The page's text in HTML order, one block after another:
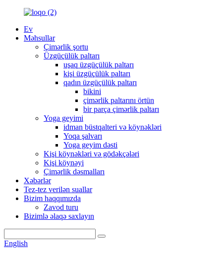
Ev
Məhsullar
Çimərlik şortu
Üzgüçülük paltarı
uşaq üzgüçülük paltarı
kişi üzgüçülük paltarı
qadın üzgüçülük paltarı
bikini
çimərlik paltarını örtün
bir parça çimərlik paltarı
Yoga geyimi
idman büstqalteri və köynəkləri
Yoqa şalvarı
Yoga geyim dəsti
Kişi köynəkləri və gödəkçələri
Kişi köynəyi
Çimərlik dəsmalları
Xəbərlər
Tez-tez verilən suallar
Bizim haqqımızda
Zavod turu
Bizimlə əlaqə saxlayın
English